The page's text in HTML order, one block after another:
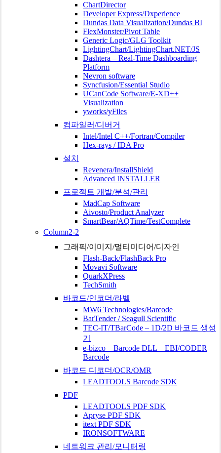
ChartDirector
Developer Express/Dxperience
Dundas Data Visualization/Dundas BI
FlexMonster/Pivot Table
Generic Logic/GLG Toolkit
LightingChart/LightingChart.NET/JS
Dashtera – Real-Time Dashboarding
Platform
Nevron software
Syncfusion/Essential Studio
UCanCode Software/E-XD++
Visualization
yworks/yFiles
컴파일러/디버거
Intel/Intel C++/Fortran/Compiler
Hex-rays / IDA Pro
설치
Revenera/InstallShield
Advanced INSTALLER
프로젝트 개발/분석/관리
MadCap Software
Aivosto/Product Analyzer
SmartBear/AQTime/TestComplete
Column2-2
그래픽/이미지/멀티미디어/디자인
Flash-Back/FlashBack Pro
Movavi Software
QuarkXPress
TechSmith
바코드/인코더/라벨
MW6 Technologies/Barcode
BarTender / Seagull Scientific
TEC-IT/TBarCode – 1D/2D 바코드 생성
기
e-bizco – Barcode DLL – EBI/CODER
Barcode
바코드 디코더/OCR/OMR
LEADTOOLS Barcode SDK
PDF
LEADTOOLS PDF SDK
Apryse PDF SDK
itext PDF SDK
IRONSOFTWARE
네트워크 관리/모니터링